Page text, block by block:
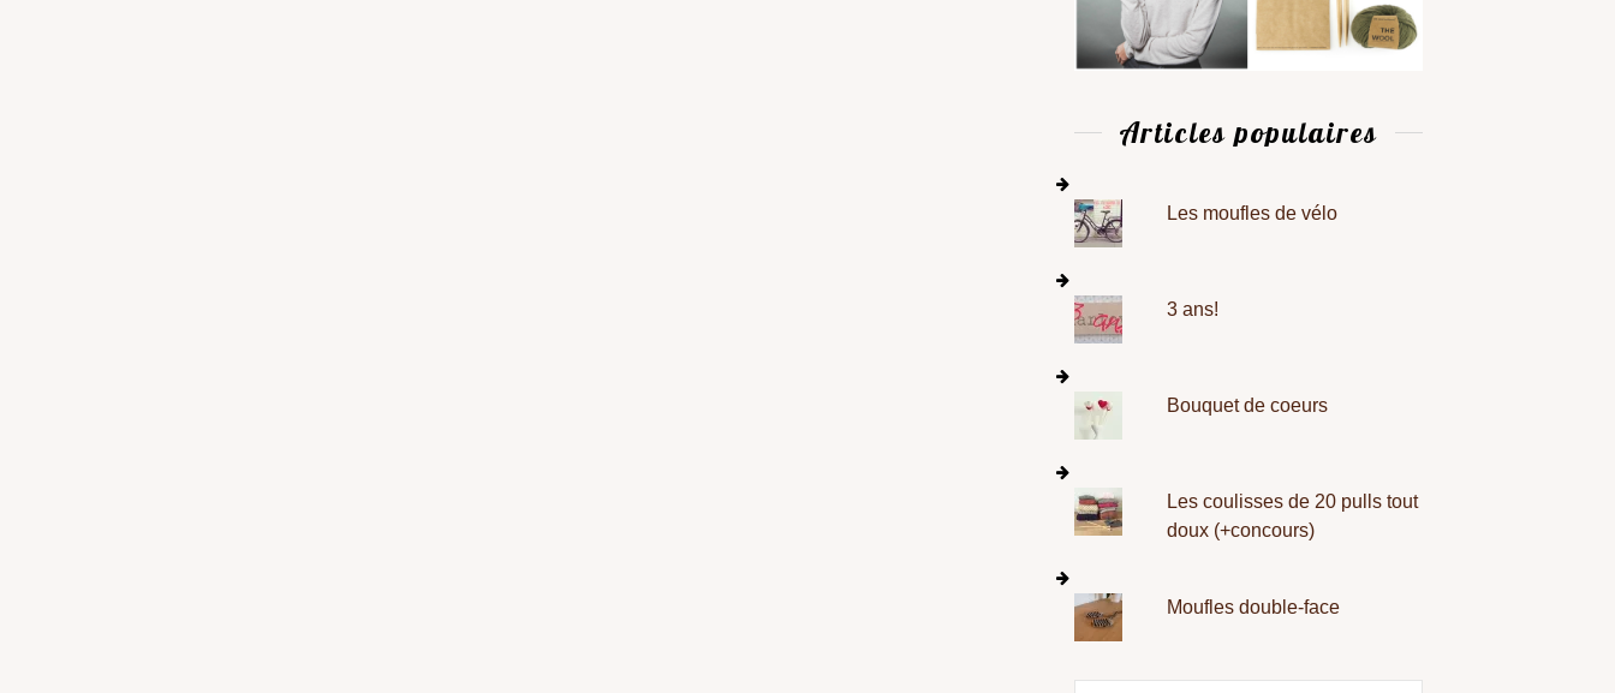
Articles populaires
Les moufles de vélo
3 ans!
Bouquet de coeurs
Les coulisses de 20 pulls tout
doux (+concours)
Moufles double-face